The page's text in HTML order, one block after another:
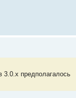
3.0.x предполагалось